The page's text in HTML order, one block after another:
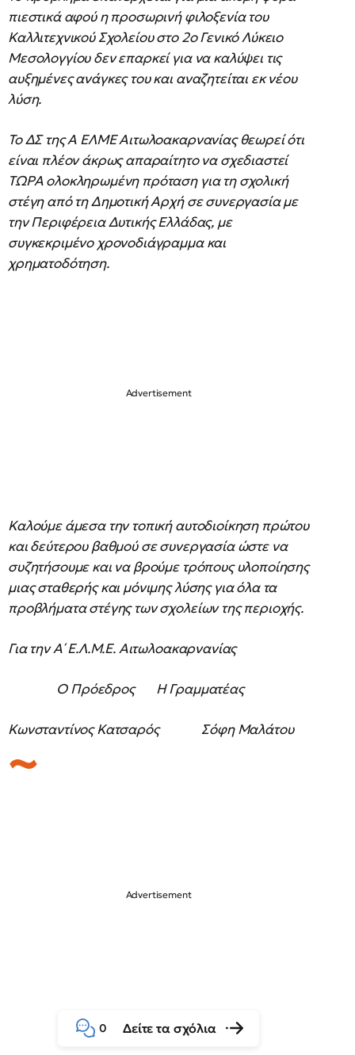
πιεστικά αφού η προσωρινή φιλοξενία του
Καλλιτεχνικού Σχολείου στο 2ο Γενικό Λύκειο
Μεσολογγίου δεν επαρκεί για να καλύψει τις
αυξημένες ανάγκες του και αναζητείται εκ νέου
λύση.
Το ΔΣ της Α ΕΛΜΕ Αιτωλοακαρνανίας θεωρεί ότι
είναι πλέον άκρως απαραίτητο να σχεδιαστεί
ΤΩΡΑ ολοκληρωμένη πρόταση για τη σχολική
στέγη από τη Δημοτική Αρχή σε συνεργασία με
την Περιφέρεια Δυτικής Ελλάδας, με
συγκεκριμένο χρονοδιάγραμμα και
χρηματοδότηση.
Καλούμε άμεσα την τοπική αυτοδιοίκηση πρώτου
και δεύτερου βαθμού σε συνεργασία ώστε να
συζητήσουμε και να βρούμε τρόπους υλοποίησης
μιας σταθερής και μόνιμης λύσης για όλα τα
προβλήματα στέγης των σχολείων της περιοχής.
Για την Α΄ Ε.Λ.Μ.Ε. Αιτωλοακαρνανίας
Ο Πρόεδρος H Γραμματέας
Κωνσταντίνος Κατσαρός Σόφη Μαλάτου
0 Δείτε τα σχόλια